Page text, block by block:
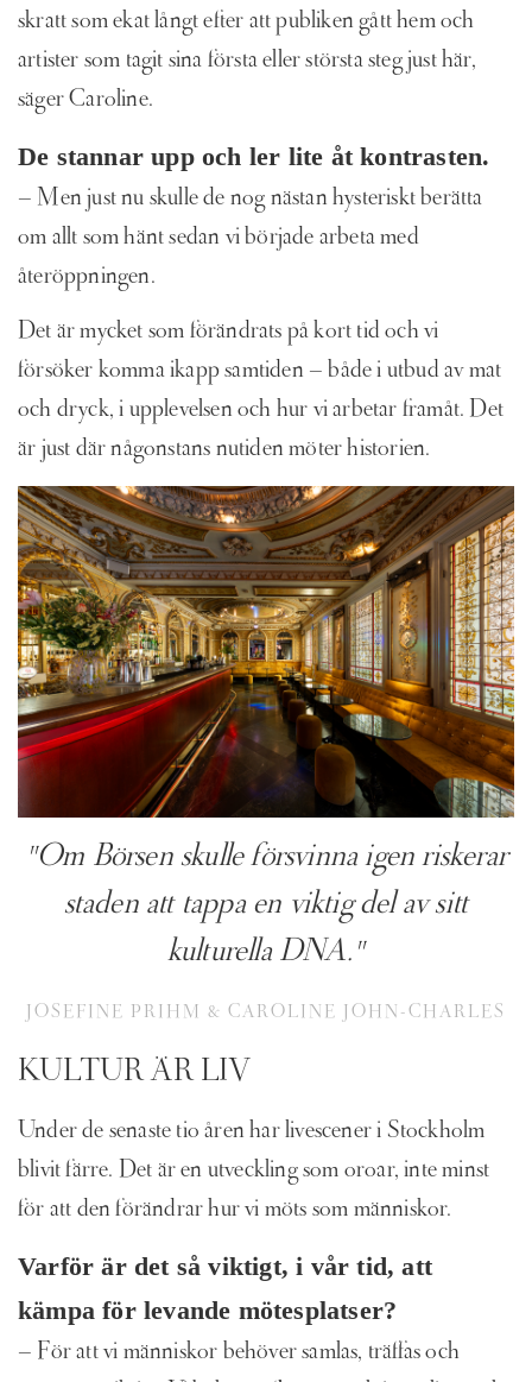
skratt som ekat långt efter att publiken gått hem och
artister som tagit sina första eller största steg just här,
säger Caroline.
De stannar upp och ler lite åt kontrasten.
– Men just nu skulle de nog nästan hysteriskt berätta
om allt som hänt sedan vi började arbeta med
återöppningen.
Det är mycket som förändrats på kort tid och vi
försöker komma ikapp samtiden – både i utbud av mat
och dryck, i upplevelsen och hur vi arbetar framåt. Det
är just där någonstans nutiden möter historien.
"Om Börsen skulle försvinna igen riskerar
staden att tappa en viktig del av sitt
kulturella DNA."
JOSEFINE PRIHM & CAROLINE JOHN-CHARLES
KULTUR ÄR LIV
Under de senaste tio åren har livescener i Stockholm
blivit färre. Det är en utveckling som oroar, inte minst
för att den förändrar hur vi möts som människor.
Varför är det så viktigt, i vår tid, att
kämpa för levande mötesplatser?
– För att vi människor behöver samlas, träffas och